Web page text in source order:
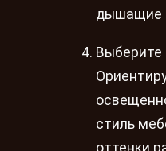
дышащие
Выберите
стиль
оттенки